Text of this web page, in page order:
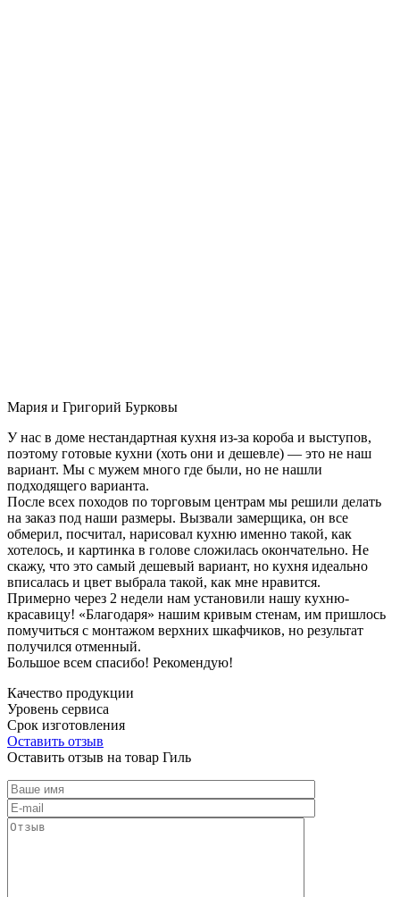
Мария и Григорий Бурковы
У нас в доме нестандартная кухня из-за короба и выступов,
поэтому готовые кухни (хоть они и дешевле) — это не наш
вариант. Мы с мужем много где были, но не нашли
подходящего варианта.
После всех походов по торговым центрам мы решили делать
на заказ под наши размеры. Вызвали замерщика, он все
обмерил, посчитал, нарисовал кухню именно такой, как
хотелось, и картинка в голове сложилась окончательно. Не
скажу, что это самый дешевый вариант, но кухня идеально
вписалась и цвет выбрала такой, как мне нравится.
Примерно через 2 недели нам установили нашу кухню-
красавицу! «Благодаря» нашим кривым стенам, им пришлось
помучиться с монтажом верхних шкафчиков, но результат
получился отменный.
Большое всем спасибо! Рекомендую!
Качество продукции
Уровень сервиса
Срок изготовления
Оставить отзыв
Оставить отзыв на товар Гиль